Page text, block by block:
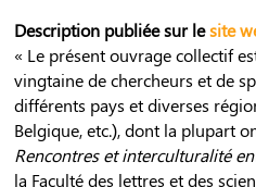
Description publiée sur lesite
« Le présent ouvrage collectif
vingtaine de chercheurs et de
différents pays et diverses
Belgique, etc.), dont la plupart
Rencontres et interculturalité
la Faculté des lettres et des